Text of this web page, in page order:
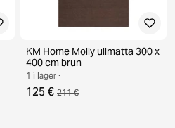
KM Home Molly ullmatta 300 x
400 cm brun
1 i lager ·
125 € 211 €